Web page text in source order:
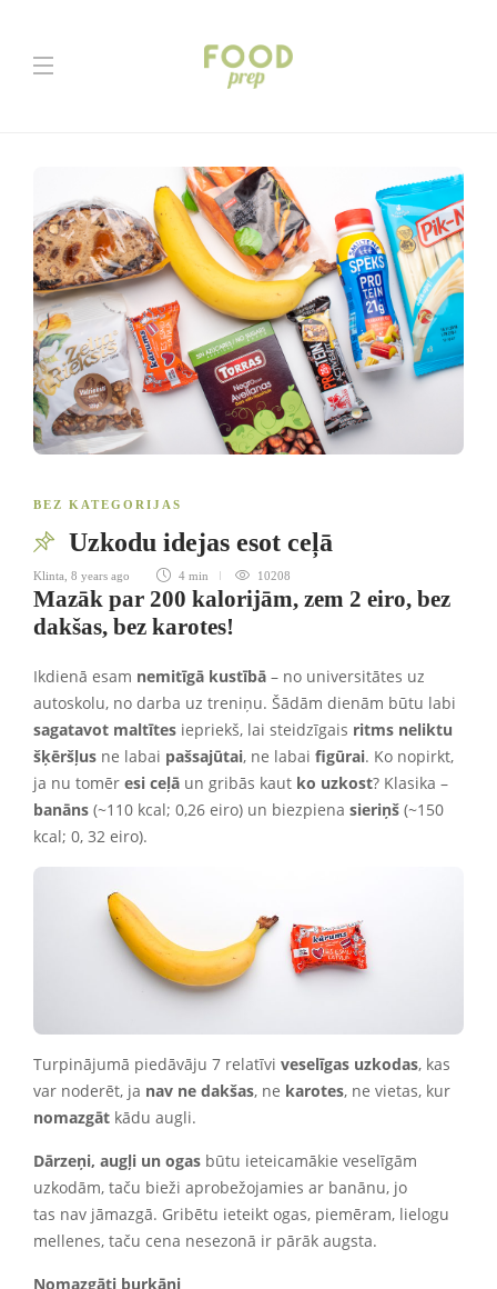
BEZ KATEGORIJAS
Uzkodu idejas esot ceļā
Klinta 8 years ago 4 min 10208
Mazāk par 200 kalorijām, zem 2 eiro, bez
dakšas, bez karotes!
Ikdienā esam nemitīgā kustībā – no universitātes uz
autoskolu, no darba uz treniņu. Šādām dienām būtu labi
sagatavot maltītes iepriekš, lai steidzīgais ritms neliktu
šķēršļus ne labai pašsajūtai, ne labai figūrai. Ko nopirkt,
ja nu tomēr esi ceļā un gribās kaut ko uzkost? Klasika –
banāns (~110 kcal; 0,26 eiro) un biezpiena sieriņš (~150
kcal; 0, 32 eiro).
Turpinājumā piedāvāju 7 relatīvi veselīgas uzkodas, kas
var noderēt, ja nav ne dakšas, ne karotes, ne vietas, kur
nomazgāt kādu augli.
Dārzeņi, augļi un ogas būtu ieteicamākie veselīgām
uzkodām, taču bieži aprobežojamies ar banānu, jo
tas nav jāmazgā. Gribētu ieteikt ogas, piemēram, lielogu
mellenes, taču cena nesezonā ir pārāk augsta.
Nomazgāti burkāni